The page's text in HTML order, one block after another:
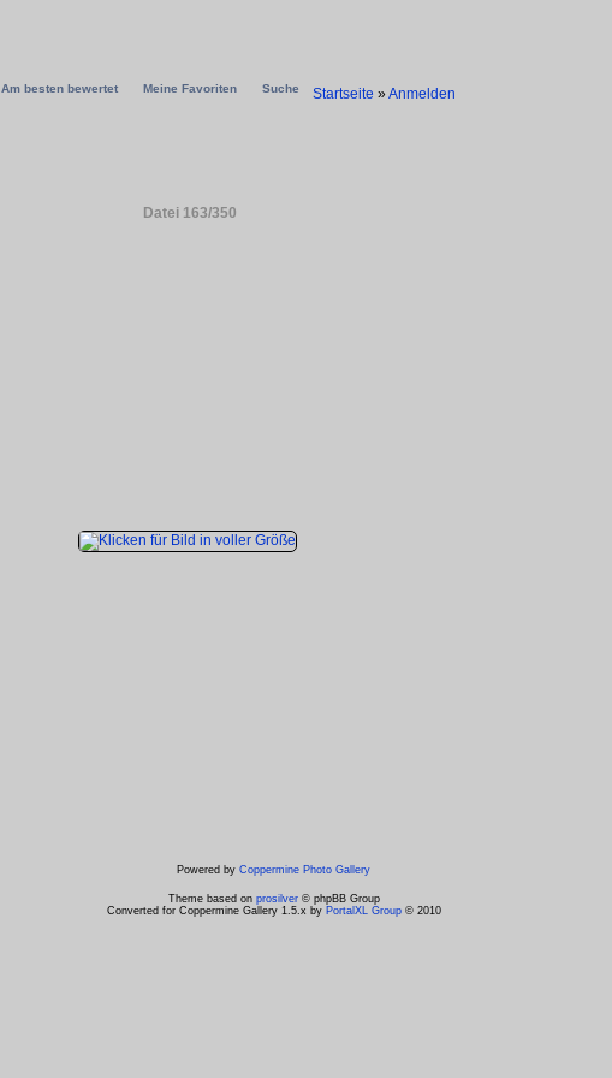
Am besten bewertet Meine Favoriten Suche Startseite »Anmelden
Datei 163/350
Powered by Coppermine Photo Gallery
Theme based on prosilver© phpBB Group
Converted for Coppermine Gallery 1.5.x by PortalXL Group© 2010